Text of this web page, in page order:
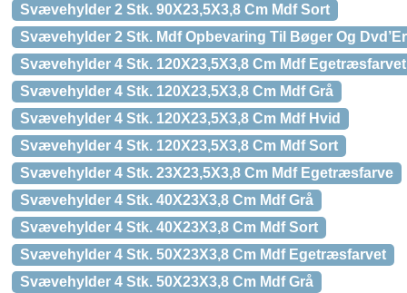
Svævehylder 2 Stk. 90X23,5X3,8 Cm Mdf Sort
Svævehylder 2 Stk. Mdf Opbevaring Til Bøger Og
Svævehylder 4 Stk. 120X23,5X3,8 Cm Mdf Egetræsfarvet
Svævehylder 4 Stk. 120X23,5X3,8 Cm Mdf Grå
Svævehylder 4 Stk. 120X23,5X3,8 Cm Mdf Hvid
Svævehylder 4 Stk. 120X23,5X3,8 Cm Mdf Sort
Svævehylder 4 Stk. 23X23,5X3,8 Cm Mdf Egetræsfarve
Svævehylder 4 Stk. 40X23X3,8 Cm Mdf Grå
Svævehylder 4 Stk. 40X23X3,8 Cm Mdf Sort
Svævehylder 4 Stk. 50X23X3,8 Cm Mdf Egetræsfarvet
Svævehylder 4 Stk. 50X23X3,8 Cm Mdf Grå